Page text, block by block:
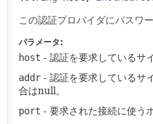
この認証プロバイダにパスワ
パラメータ:
host - 認証を要求しているサ
addr - 認証を要求している
合はnull。
port - 要求された接続に使う